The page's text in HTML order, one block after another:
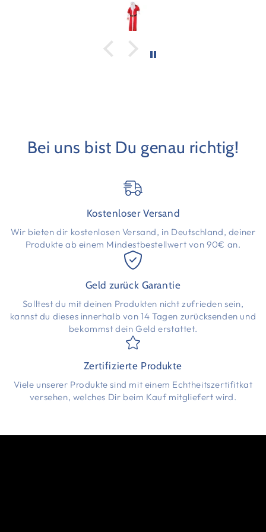
Bei uns bist Du genau richtig!
Kostenloser Versand
Wir bieten dir kostenlosen Versand, in Deutschland, deiner
Produkte ab einem Mindestbestellwert von 90€ an.
Geld zurück Garantie
Solltest du mit deinen Produkten nicht zufrieden sein,
kannst du dieses innerhalb von 14 Tagen zurücksenden und
bekommst dein Geld erstattet.
Zertifizierte Produkte
Viele unserer Produkte sind mit einem Echtheitszertifitkat
versehen, welches Dir beim Kauf mitgliefert wird.